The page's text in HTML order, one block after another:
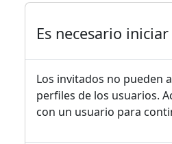
Es necesario
Los invitados no pueden
perfiles de los usuarios.
con un usuario para